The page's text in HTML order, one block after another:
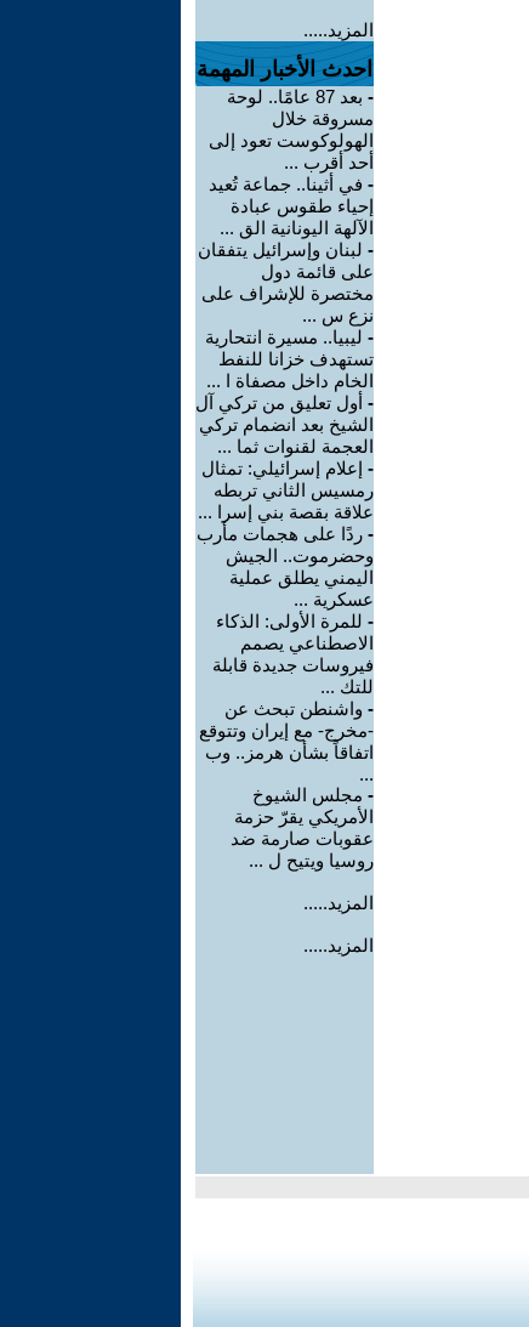
المزيد.....
احدث الأخبار المهمة
-
بعد 87 عامًا.. لوحة
مسروقة خلال
الهولوكوست تعود إلى
أحد أقرب ...
- في أثينا.. جماعة تُعيد
إحياء طقوس عبادة
الآلهة اليونانية الق ...
- لبنان وإسرائيل يتفقان
على قائمة دول
مختصرة للإشراف على
نزع س ...
- ليبيا.. مسيرة انتحارية
تستهدف خزانا للنفط
الخام داخل مصفاة ا ...
- أول تعليق من تركي آل
الشيخ بعد انضمام تركي
العجمة لقنوات ثما ...
- إعلام إسرائيلي: تمثال
رمسيس الثاني تربطه
علاقة بقصة بني إسرا ...
- ردًا على هجمات مأرب
وحضرموت.. الجيش
اليمني يطلق عملية
عسكرية ...
- للمرة الأولى: الذكاء
الاصطناعي يصمم
فيروسات جديدة قابلة
للتك ...
- واشنطن تبحث عن
-مخرج- مع إيران وتتوقع
اتفاقاً بشأن هرمز.. وب
...
- مجلس الشيوخ
الأمريكي يقرّ حزمة
عقوبات صارمة ضد
روسيا ويتيح ل ...
المزيد.....
المزيد.....